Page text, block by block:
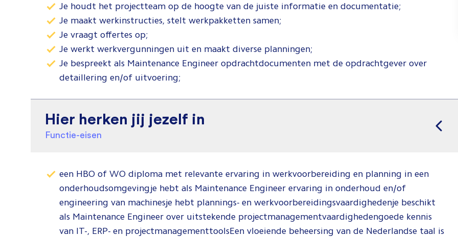
Je houdt het projectteam op de hoogte van de juiste informatie en documentatie;
Je maakt werkinstructies, stelt werkpakketten samen;
Je vraagt offertes op;
Je werkt werkvergunningen uit en maakt diverse planningen;
Je bespreekt als Maintenance Engineer opdrachtdocumenten met de opdrachtgever over
detaillering en/of uitvoering;
Hier herken jij jezelf in
Functie-eisen
een HBO of WO diploma met relevante ervaring in werkvoorbereiding en planning in een
onderhoudsomgevingje hebt als Maintenance Engineer ervaring in onderhoud en/of
engineering van machinesje hebt plannings- en werkvoorbereidingsvaardighedenje beschikt
als Maintenance Engineer over uitstekende projectmanagementvaardighedengoede kennis
van IT-, ERP- en projectmanagementtoolsEen vloeiende beheersing van de Nederlandse taal is